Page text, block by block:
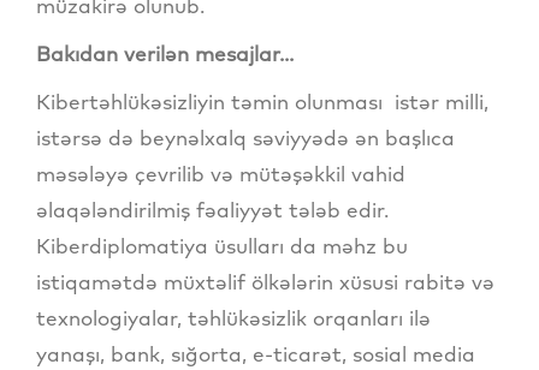
müzakirə olunub.
Bakıdan verilən mesajlar...
Kibertəhlükəsizliyin təmin olunması istər milli,
istərsə də beynəlxalq səviyyədə ən başlıca
məsələyə çevrilib və mütəşəkkil vahid
əlaqələndirilmiş fəaliyyət tələb edir.
Kiberdiplomatiya üsulları da məhz bu
istiqamətdə müxtəlif ölkələrin xüsusi rabitə və
texnologiyalar, təhlükəsizlik orqanları ilə
yanaşı, bank, sığorta, e-ticarət, sosial media